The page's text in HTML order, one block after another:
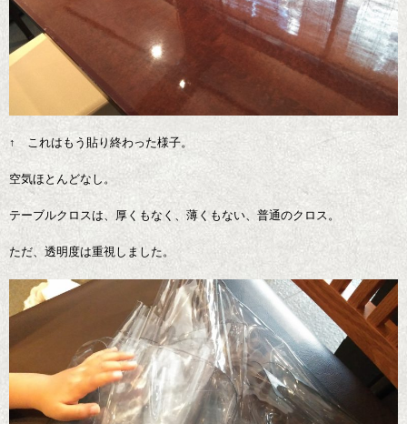
↑ これはもう貼り終わった様子。
空気ほとんどなし。
テーブルクロスは、厚くもなく、薄くもない、普通のクロス。
ただ、透明度は重視しました。